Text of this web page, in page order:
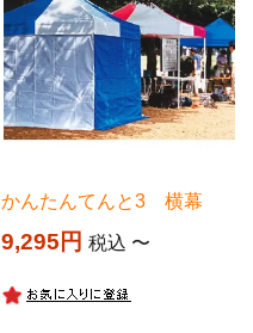
かんたんてんと3 横幕
9,295 税込 〜